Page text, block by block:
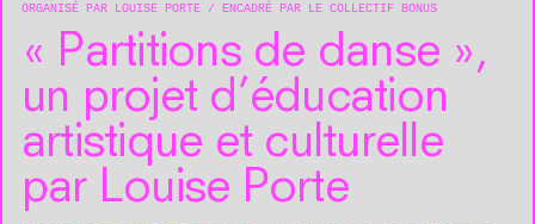
ORGANISÉ PAR LOUISE PORTE
ENCADRÉ PAR LE COLLECTIF BONUS
« Partitions de danse »,
un projet d’éducation
artistique et culturelle
par Louise Porte